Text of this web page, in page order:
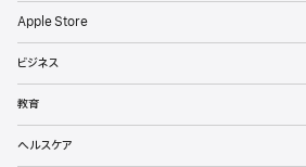
Apple Store
ビジネス
教育
ヘルスケア